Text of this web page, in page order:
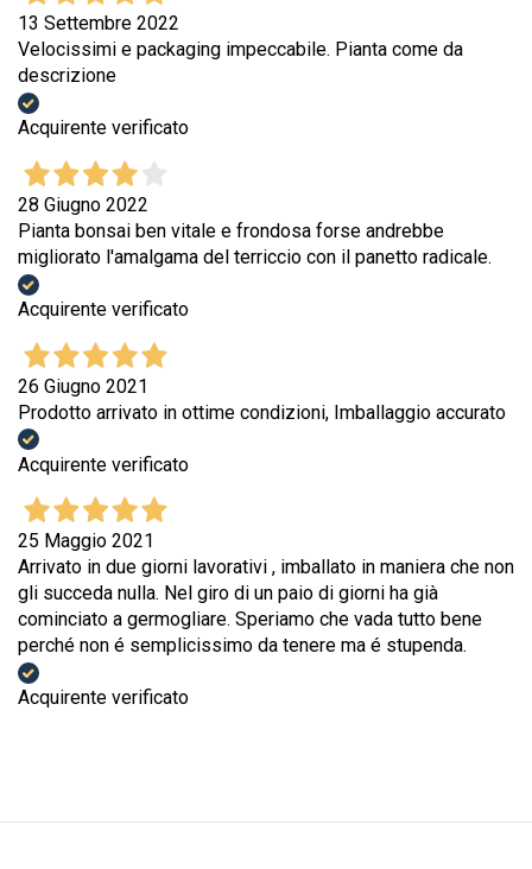
13 Settembre 2022
Velocissimi e packaging impeccabile. Pianta come da
descrizione
Acquirente verificato
28 Giugno 2022
Pianta bonsai ben vitale e frondosa forse andrebbe
migliorato l'amalgama del terriccio con il panetto radicale.
Acquirente verificato
26 Giugno 2021
Prodotto arrivato in ottime condizioni, Imballaggio accurato
Acquirente verificato
25 Maggio 2021
Arrivato in due giorni lavorativi , imballato in maniera che non
gli succeda nulla. Nel giro di un paio di giorni ha già
cominciato a germogliare. Speriamo che vada tutto bene
perché non é semplicissimo da tenere ma é stupenda.
Acquirente verificato